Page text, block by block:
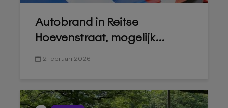
Autobrand in Reitse
Hoevenstraat, mogelijk...
2 februari 2026